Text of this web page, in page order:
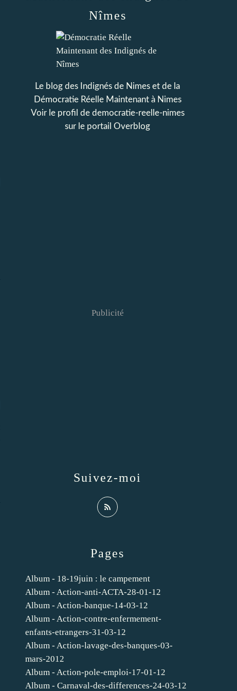
Pages
Album - 18-19juin : le campement
Album - Action-anti-ACTA-28-01-12
Album - Action-banque-14-03-12
Album - Action-contre-enfermement-
enfants-etrangers-31-03-12
Album - Action-lavage-des-banques-03-
mars-2012
Album - Action-pole-emploi-17-01-12
Album - Carnaval-des-differences-24-03-12
Nîmes
Le blog des Indignés de Nimes et de la
Démocratie Réelle Maintenant à Nimes
Voir le profil de democratie-reelle-nimes
sur le portail Overblog
Suivez-moi
Publicité